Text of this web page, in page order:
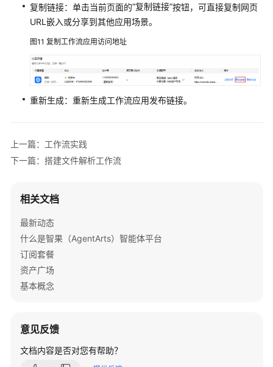
复制链接：单击当前页面的“复制链接”按钮，可直接复制网页
URL嵌入或分享到其他应用场景。
图11 复制工作流应用访问地址
重新生成：重新生成工作流应用发布链接。
上一篇：工作流实践
下一篇：搭建文件解析工作流
相关文档
最新动态
什么是智果（AgentArts）智能体平台
订阅套餐
资产广场
基本概念
意见反馈
文档内容是否对您有帮助？